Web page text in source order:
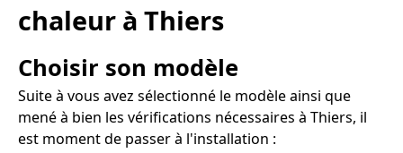
chaleur à Thiers
Choisir son modèle
Suite à vous avez sélectionné le modèle ainsi que
mené à bien les vérifications nécessaires à Thiers, il
est moment de passer à l'installation :